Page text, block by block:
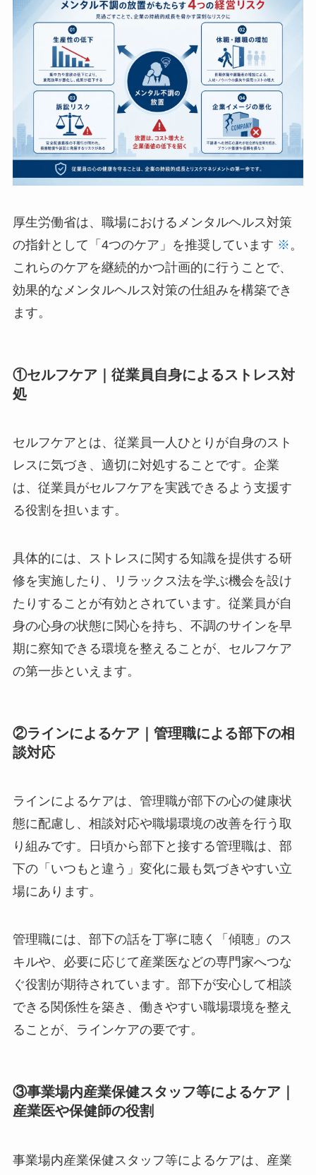
厚生労働省は、職場におけるメンタルヘルス対策
の指針として「4つのケア」を推奨しています
※。これらのケアを継続的かつ計画的に行うこと
で、効果的なメンタルヘルス対策の仕組みを構築
できます。
①セルフケア｜従業員自身によるストレス
対処
セルフケアとは、従業員一人ひとりが自身のスト
レスに気づき、適切に対処することです。企業
は、従業員がセルフケアを実践できるよう支援す
る役割を担います。
具体的には、ストレスに関する知識を提供する研
修を実施したり、リラックス法を学ぶ機会を設け
たりすることが有効とされています。従業員が自
身の心身の状態に関心を持ち、不調のサインを早
期に察知できる環境を整えることが、セルフケア
の第一歩といえます。
②ラインによるケア｜管理職による部下の
相談対応
ラインによるケアは、管理職が部下の心の健康状
態に配慮し、相談対応や職場環境の改善を行う取
り組みです。日頃から部下と接する管理職は、部
下の「いつもと違う」変化に最も気づきやすい立
場にあります。
管理職には、部下の話を丁寧に聴く「傾聴」のス
キルや、必要に応じて産業医などの専門家へつな
ぐ役割が期待されています。部下が安心して相談
できる関係性を築き、働きやすい職場環境を整え
ることが、ラインケアの要です。
③事業場内産業保健スタッフ等によるケア
｜産業医や保健師の役割
事業場内産業保健スタッフ等によるケアは、産業